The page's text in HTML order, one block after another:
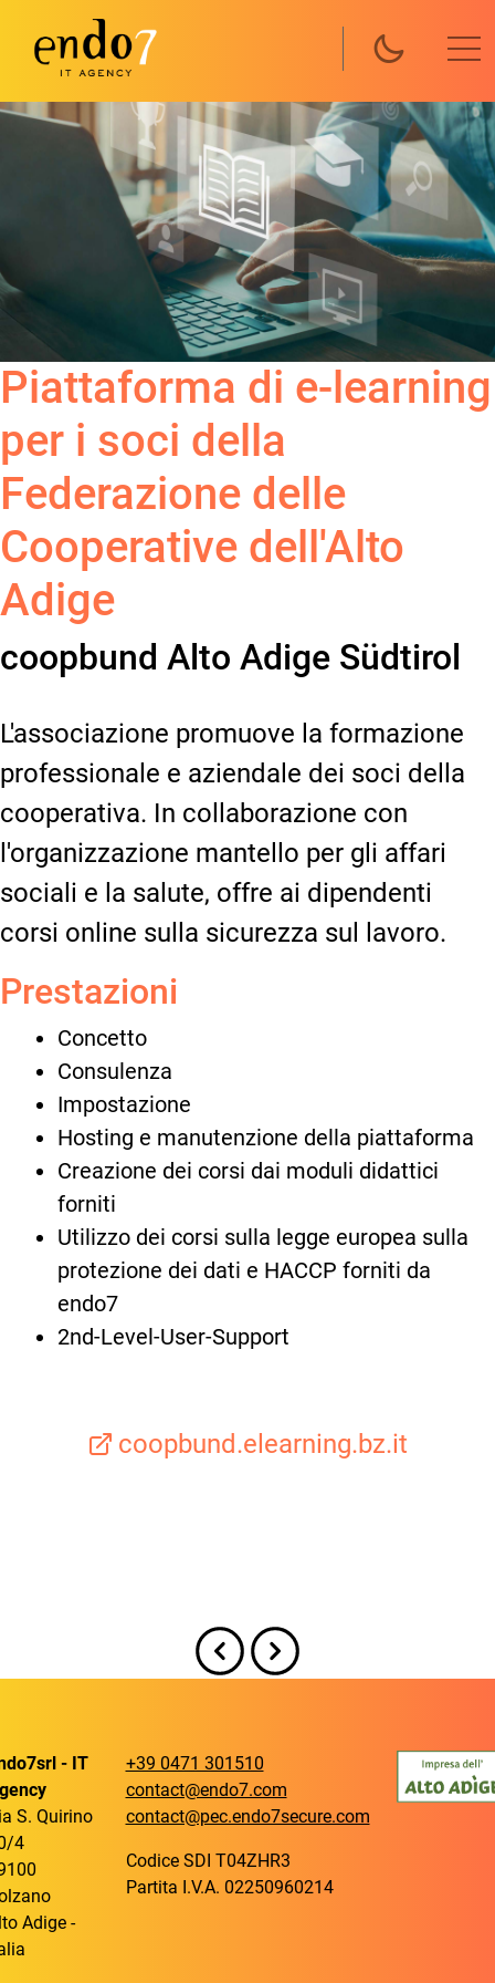
Piattaforma di e-learning
per i soci della
Federazione delle
Cooperative dell'Alto
Adige
coopbund Alto Adige Südtirol
L'associazione promuove la formazione
professionale e aziendale dei soci della
cooperativa. In collaborazione con
l'organizzazione mantello per gli affari
sociali e la salute, offre ai dipendenti
corsi online sulla sicurezza sul lavoro.
Prestazioni
Concetto
Consulenza
Impostazione
Hosting e manutenzione della piattaforma
Creazione dei corsi dai moduli didattici
forniti
Utilizzo dei corsi sulla legge europea sulla
protezione dei dati e HACCP forniti da
endo7
2nd-Level-User-Support
coopbund.elearning.bz.it
- IT
S. Quirino
4
Adige -
+39 0471 301510
contact@endo7.com
contact@pec.endo7secure.com
Codice SDI T04ZHR3
Partita I.V.A. 02250960214